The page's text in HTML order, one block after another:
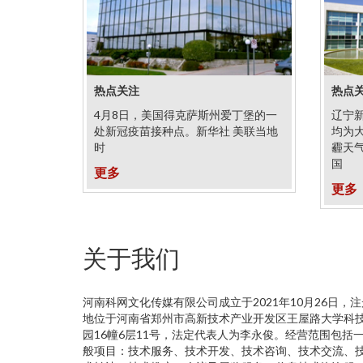
热点关注
4月8日，美国得克萨斯州爱丁堡的一
处新冠疫苗接种点。新华社 美联当地
时
更多
热点
辽宁
均为
霾天
国
更多
关于我们
河南科网文化传媒有限公司成立于2021年10月26日，
地位于河南省郑州市高新技术产业开发区王屋路大学科
园16幢6层11号，法定代表人为李永俊。经营范围包括
般项目：技术服务、技术开发、技术咨询、技术交流、